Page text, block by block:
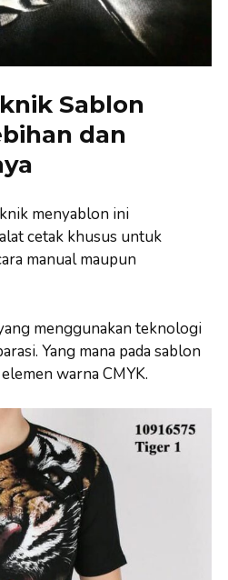
Sablon
dan
menyablon ini
cetak khusus untuk
manual maupun
menggunakan teknologi
Yang mana pada sablon
warna CMYK.